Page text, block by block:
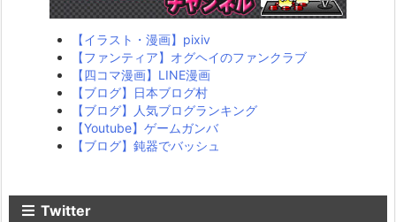
【イラスト・漫画】pixiv
【ファンティア】オグヘイのファンクラブ
【四コマ漫画】LINE漫画
【ブログ】日本ブログ村
【ブログ】人気ブログランキング
【Youtube】ゲームガンバ
【ブログ】鈍器でバッシュ
Twitter